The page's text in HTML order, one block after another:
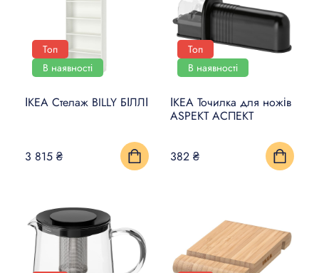
Топ
В наявності
ІКЕА Стелаж BILLY БІЛЛІ
3 815 ₴
Топ
В наявності
ІКЕА Точилка для ножів
ASPEKT АСПЕКТ
382 ₴